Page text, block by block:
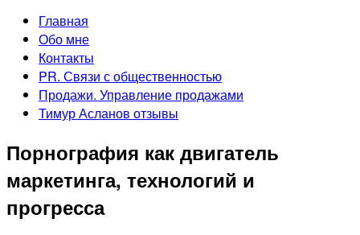
Главная
Обо мне
Контакты
PR. Связи с общественностью
Продажи. Управление продажами
Тимур Асланов отзывы
Порнография как двигатель
маркетинга, технологий и
прогресса